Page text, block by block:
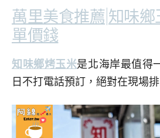
萬里美食推薦|知味
單價錢
知味鄉烤玉米是北海岸最值得
日不打電話預訂，絕對在現場